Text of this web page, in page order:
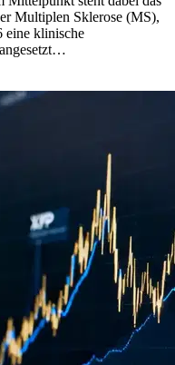
Multiplen Sklerose (MS),
eine klinische